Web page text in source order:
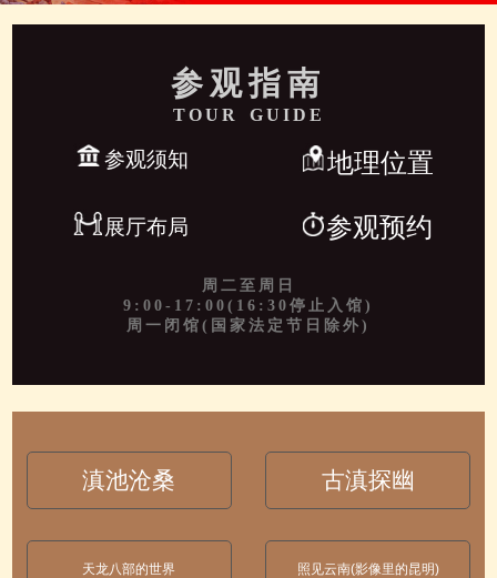
参观指南
TOUR GUIDE
参观须知 地理位置
展厅布局 参观预约
周二至周日
9:00-17:00(16:30停止入馆)
周一闭馆(国家法定节日除外)
滇池沧桑 古滇探幽
天龙八部的世界 照见云南(影像里的昆明)